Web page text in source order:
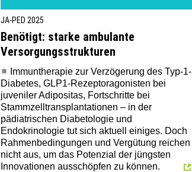
JA-PED 2025
Benötigt: starke ambulante
Versorgungs­strukturen
Immuntherapie zur Verzögerung des Typ-1-
Diabetes, GLP1-Rezeptoragonisten bei
juveniler Adipositas, Fortschritte bei
Stammzell­trans­plantationen – in der
pädiatrischen Diabetologie und
Endokrinologie tut sich aktuell einiges. Doch
Rahmenbedingungen und Vergütung reichen
nicht aus, um das Potenzial der jüngsten
Innovationen ausschöpfen zu können.